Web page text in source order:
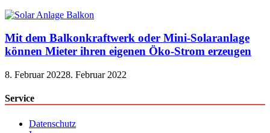
Mit dem Balkonkraftwerk oder Mini-Solaranlage
können Mieter ihren eigenen Öko-Strom erzeugen
8. Februar 20228. Februar 2022
Service
Datenschutz